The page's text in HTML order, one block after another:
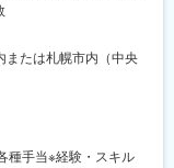
または札幌市内（中央
種手当※経験・スキル